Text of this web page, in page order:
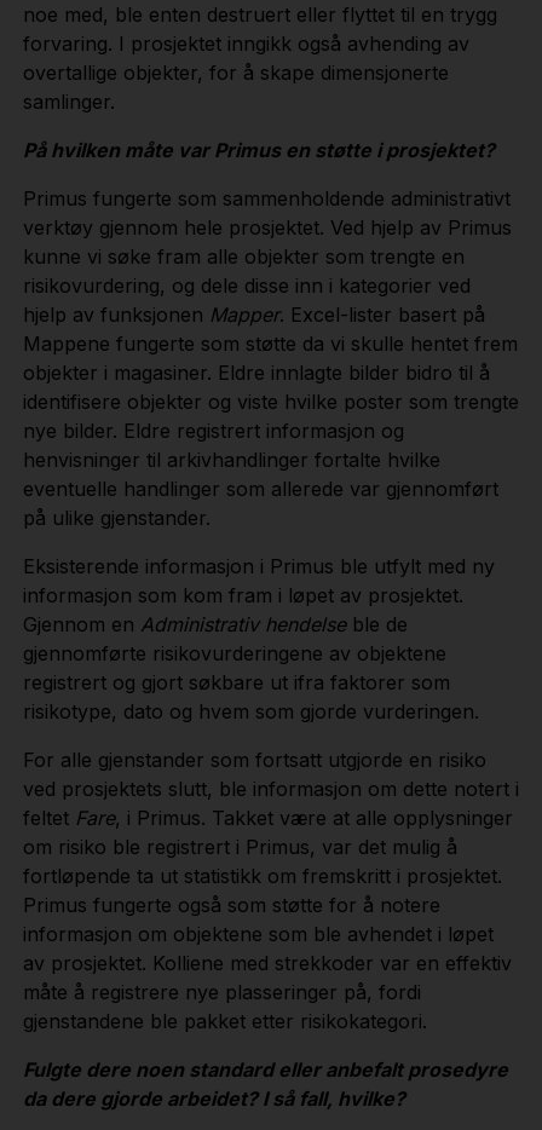
noe med, ble enten destruert eller flyttet til en trygg
forvaring. I prosjektet inngikk også avhending av
overtallige objekter, for å skape dimensjonerte
samlinger.
På hvilken måte var Primus en støtte i prosjektet?
Primus fungerte som sammenholdende administrativt
verktøy gjennom hele prosjektet. Ved hjelp av Primus
kunne vi søke fram alle objekter som trengte en
risikovurdering, og dele disse inn i kategorier ved
hjelp av funksjonen Mapper. Excel-lister basert på
Mappene fungerte som støtte da vi skulle hentet frem
objekter i magasiner. Eldre innlagte bilder bidro til å
identifisere objekter og viste hvilke poster som trengte
nye bilder. Eldre registrert informasjon og
henvisninger til arkivhandlinger fortalte hvilke
eventuelle handlinger som allerede var gjennomført
på ulike gjenstander.
Eksisterende informasjon i Primus ble utfylt med ny
informasjon som kom fram i løpet av prosjektet.
Gjennom en Administrativ hendelseble de
gjennomførte risikovurderingene av objektene
registrert og gjort søkbare ut ifra faktorer som
risikotype, dato og hvem som gjorde vurderingen.
For alle gjenstander som fortsatt utgjorde en risiko
ved prosjektets slutt, ble informasjon om dette notert i
feltet Fare, i Primus. Takket være at alle opplysninger
om risiko ble registrert i Primus, var det mulig å
fortløpende ta ut statistikk om fremskritt i prosjektet.
Primus fungerte også som støtte for å notere
informasjon om objektene som ble avhendet i løpet
av prosjektet. Kolliene med strekkoder var en effektiv
måte å registrere nye plasseringer på, fordi
gjenstandene ble pakket etter risikokategori.
Fulgte dere noen standard eller anbefalt prosedyre
da dere gjorde arbeidet? I så fall, hvilke?